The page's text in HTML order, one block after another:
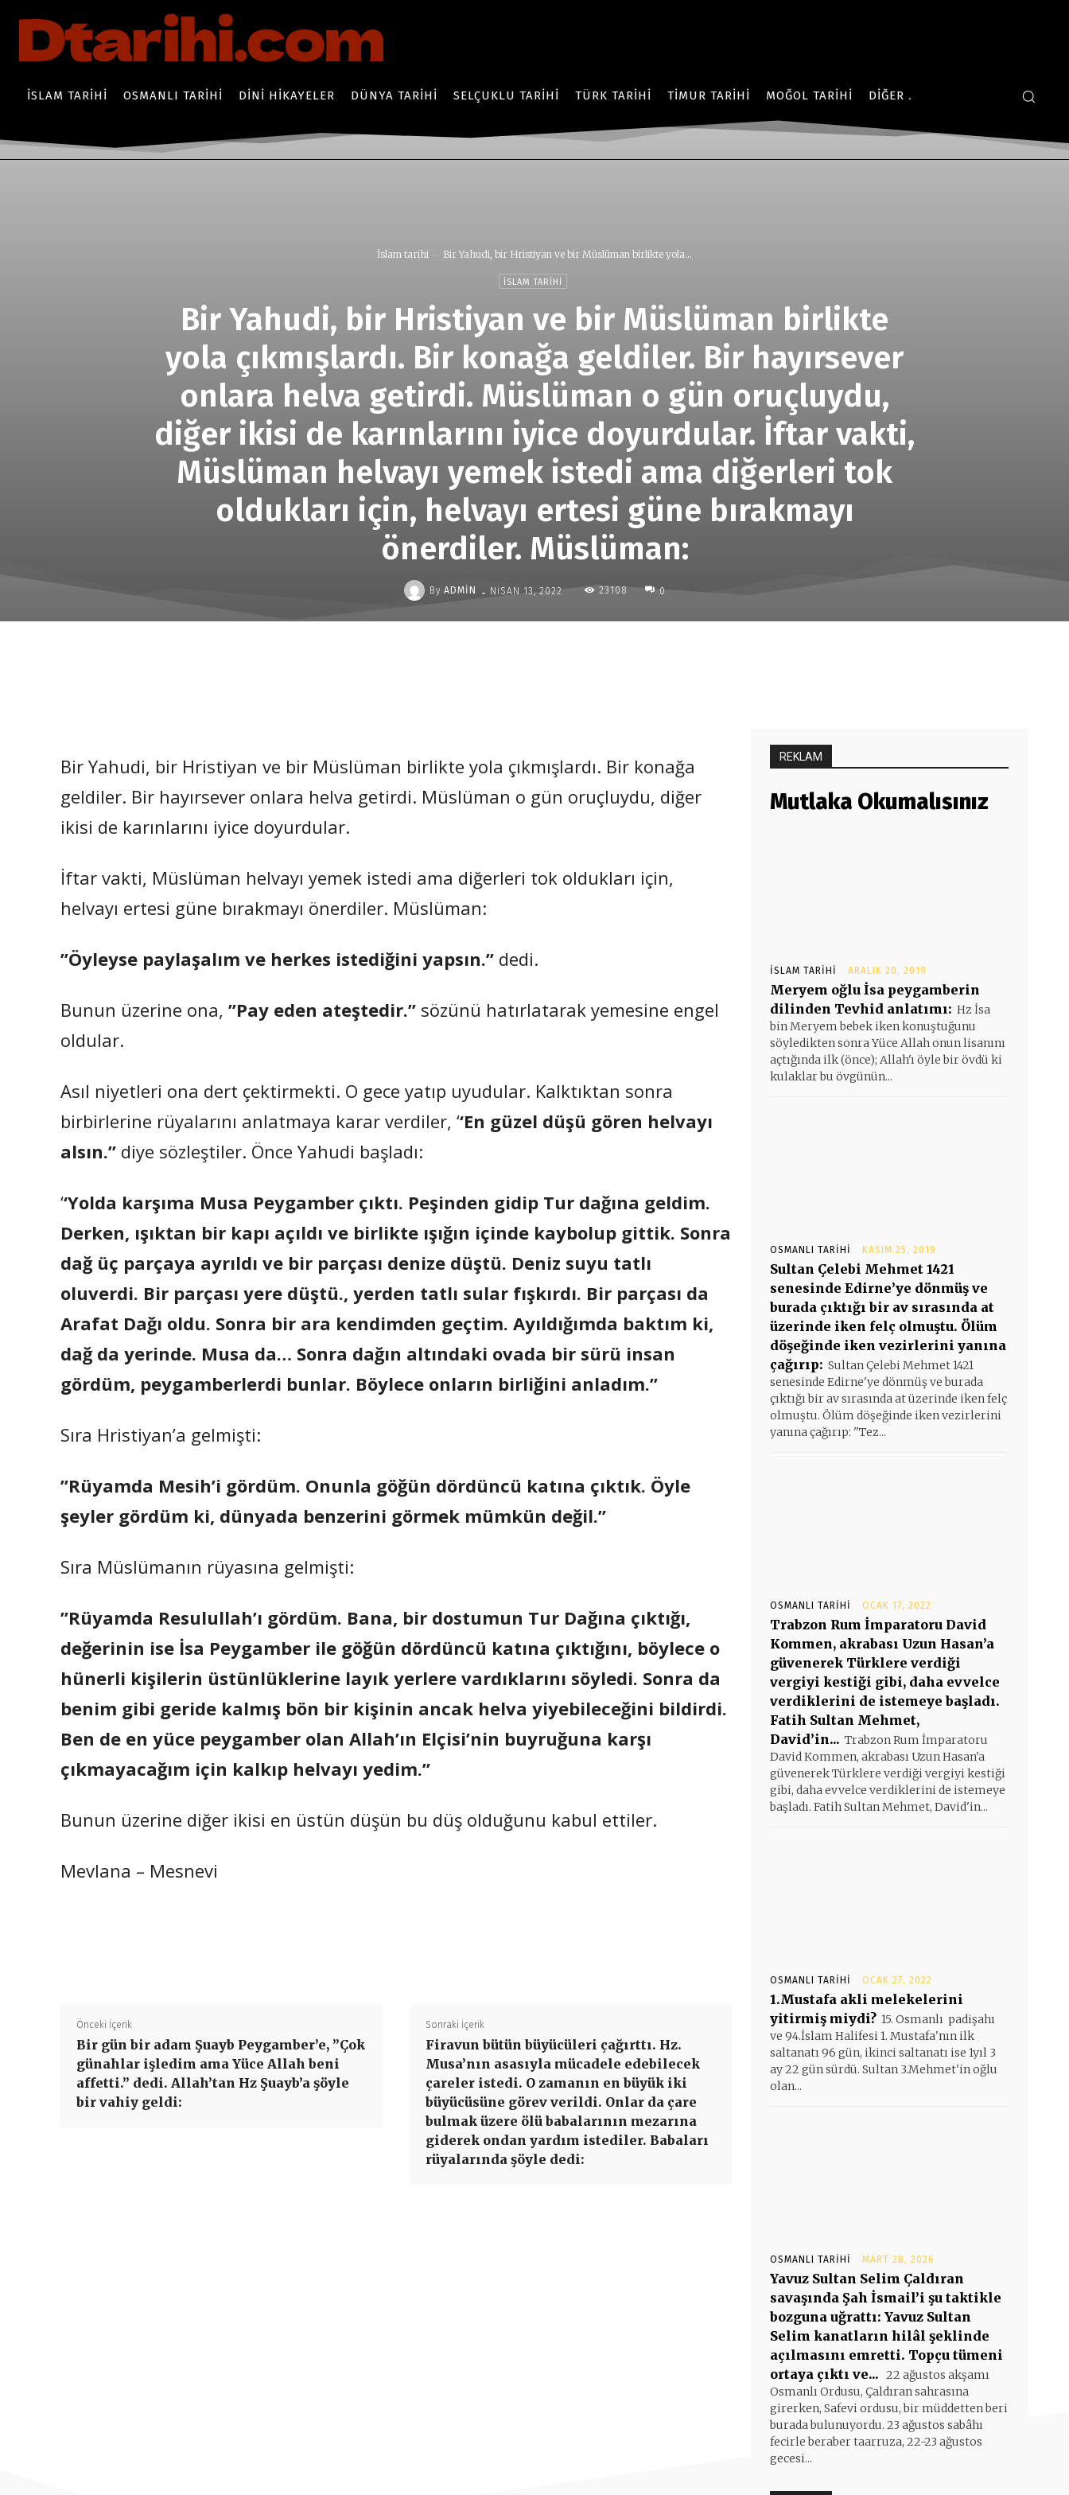
İSLAM TARIHI OSMANLI TARIHI DINI HIKAYELER DÜNYA TARIHI SELÇUKLU TARIHI TÜRK TARIHI TIMUR TARIHI MOĞOL TARIHI DIĞER
İslam tarihi Bir Yahudi, bir Hristiyan ve bir Müslüman birlikte yola...
İSLAM TARIHI
Bir Yahudi, bir Hristiyan ve bir Müslüman birlikte
yola çıkmışlardı. Bir konağa geldiler. Bir hayırsever
onlara helva getirdi. Müslüman o gün oruçluydu,
diğer ikisi de karınlarını iyice doyurdular. İftar vakti,
Müslüman helvayı yemek istedi ama diğerleri tok
oldukları için, helvayı ertesi güne bırakmayı
önerdiler. Müslüman:
By ADMIN - NISAN 13, 2022 23108 0
Bir Yahudi, bir Hristiyan ve bir Müslüman birlikte yola çıkmışlardı. Bir konağa
geldiler. Bir hayırsever onlara helva getirdi. Müslüman o gün oruçluydu, diğer
ikisi de karınlarını iyice doyurdular.
İftar vakti, Müslüman helvayı yemek istedi ama diğerleri tok oldukları için,
helvayı ertesi güne bırakmayı önerdiler. Müslüman:
”Öyleyse paylaşalım ve herkes istediğini yapsın.” dedi.
Bunun üzerine ona, ”Pay eden ateştedir.” sözünü hatırlatarak yemesine engel
oldular.
Asıl niyetleri ona dert çektirmekti. O gece yatıp uyudular. Kalktıktan sonra
birbirlerine rüyalarını anlatmaya karar verdiler, ‘‘En güzel düşü gören helvayı
alsın.” diye sözleştiler. Önce Yahudi başladı:
‘‘Yolda karşıma Musa Peygamber çıktı. Peşinden gidip Tur dağına geldim.
Derken, ışıktan bir kapı açıldı ve birlikte ışığın içinde kaybolup gittik. Sonra
dağ üç parçaya ayrıldı ve bir parçası denize düştü. Deniz suyu tatlı
oluverdi. Bir parçası yere düştü., yerden tatlı sular fışkırdı. Bir parçası da
Arafat Dağı oldu. Sonra bir ara kendimden geçtim. Ayıldığımda baktım ki,
dağ da yerinde. Musa da… Sonra dağın altındaki ovada bir sürü insan
gördüm, peygamberlerdi bunlar. Böylece onların birliğini anladım.”
Sıra Hristiyan’a gelmişti:
”Rüyamda Mesih’i gördüm. Onunla göğün dördüncü katına çıktık. Öyle
şeyler gördüm ki, dünyada benzerini görmek mümkün değil.”
Sıra Müslümanın rüyasına gelmişti:
”Rüyamda Resulullah’ı gördüm. Bana, bir dostumun Tur Dağına çıktığı,
değerinin ise İsa Peygamber ile göğün dördüncü katına çıktığını, böylece o
hünerli kişilerin üstünlüklerine layık yerlere vardıklarını söyledi. Sonra da
benim gibi geride kalmış bön bir kişinin ancak helva yiyebileceğini bildirdi.
Ben de en yüce peygamber olan Allah’ın Elçisi’nin buyruğuna karşı
çıkmayacağım için kalkıp helvayı yedim.”
Bunun üzerine diğer ikisi en üstün düşün bu düş olduğunu kabul ettiler.
Mevlana – Mesnevi
Önceki İçerik
Bir gün bir adam Şuayb Peygamber’e, ”Çok
günahlar işledim ama Yüce Allah beni
affetti.” dedi. Allah’tan Hz Şuayb’a şöyle
bir vahiy geldi:
Sonraki İçerik
Firavun bütün büyücüleri çağırttı. Hz.
Musa’nın asasıyla mücadele edebilecek
çareler istedi. O zamanın en büyük iki
büyücüsüne görev verildi. Onlar da çare
bulmak üzere ölü babalarının mezarına
giderek ondan yardım istediler. Babaları
rüyalarında şöyle dedi:
REKLAM
Mutlaka Okumalısınız
İSLAM TARIHI ARALIK 20, 2019
Meryem oğlu İsa peygamberin
dilinden Tevhid anlatımı: Hz İsa
bin Meryem bebek iken konuştuğunu
söyledikten sonra Yüce Allah onun lisanını
açtığında ilk (önce); Allah'ı öyle bir övdü ki
kulaklar bu övgünün...
OSMANLI TARIHI KASIM 25, 2019
Sultan Çelebi Mehmet 1421
senesinde Edirne’ye dönmüş ve
burada çıktığı bir av sırasında at
üzerinde iken felç olmuştu. Ölüm
döşeğinde iken vezirlerini yanına
çağırıp: Sultan Çelebi Mehmet 1421
senesinde Edirne'ye dönmüş ve burada
çıktığı bir av sırasında at üzerinde iken felç
olmuştu. Ölüm döşeğinde iken vezirlerini
yanına çağırıp: ''Tez...
OSMANLI TARIHI OCAK 17, 2022
Trabzon Rum İmparatoru David
Kommen, akrabası Uzun Hasan’a
güvenerek Türklere verdiği
vergiyi kestiği gibi, daha evvelce
verdiklerini de istemeye başladı.
Fatih Sultan Mehmet,
David’in... Trabzon Rum İmparatoru
David Kommen, akrabası Uzun Hasan'a
güvenerek Türklere verdiği vergiyi kestiği
gibi, daha evvelce verdiklerini de istemeye
başladı. Fatih Sultan Mehmet, David'in...
OSMANLI TARIHI OCAK 27, 2022
1.Mustafa akli melekelerini
yitirmiş miydi? 15. Osmanlı padişahı
ve 94.İslam Halifesi 1. Mustafa'nın ilk
saltanatı 96 gün, ikinci saltanatı ise 1yıl 3
ay 22 gün sürdü. Sultan 3.Mehmet'in oğlu
olan...
OSMANLI TARIHI MART 28, 2026
Yavuz Sultan Selim Çaldıran
savaşında Şah İsmail’i şu taktikle
bozguna uğrattı: Yavuz Sultan
Selim kanatların hilâl şeklinde
açılmasını emretti. Topçu tümeni
ortaya çıktı ve... 22 ağustos akşamı
Osmanlı Ordusu, Çaldıran sahrasına
girerken, Safevi ordusu, bir müddetten beri
burada bulunuyordu. 23 ağustos sabâhı
fecirle beraber taarruza, 22-23 ağustos
gecesi...